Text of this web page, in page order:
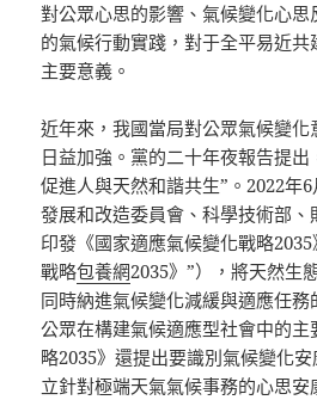
對公眾心思的影響、氣候變化心
的氣候行動實踐，對于全平易近
主要意義。
近年來，我國當局對公眾氣候變
日益加強。黨的二十年夜報告提出
促進人與天然和諧共生”。2022年
發展和改造委員會、科學技術部
印發《國家適應氣候變化戰略
戰略包養網2035》”），將天然生
同時納進氣候變化減緩與適應任務
公眾在構建氣候適應型社會中的
略2035》還提出要識別氣候變化
立針對極端天氣氣候事務的心思